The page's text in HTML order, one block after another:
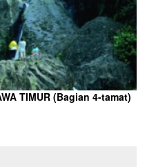
TIMUR (Bagian 4-tamat)